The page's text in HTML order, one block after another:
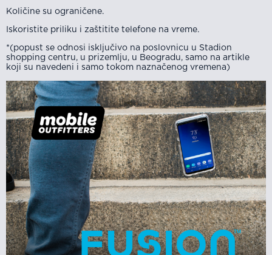
Količine su ograničene.
Iskoristite priliku i zaštitite telefone na vreme.
*(popust se odnosi isključivo na poslovnicu u Stadion
shopping centru, u prizemlju, u Beogradu, samo na artikle
koji su navedeni i samo tokom naznačenog vremena)